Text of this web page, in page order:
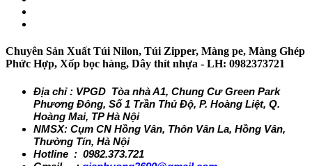
Chuyên Sản Xuất Túi Nilon, Túi Zipper, Màng pe, Màng Ghép
Phức Hợp, Xốp bọc hàng, Dây thít nhựa - LH: 0982373721
Địa chỉ : VPGD Tòa nhà A1, Chung Cư Green Park
Phương Đông, Số 1 Trần Thủ Độ, P. Hoàng Liệt, Q.
Hoàng Mai, TP Hà Nội
NMSX: Cụm CN Hồng Vân, Thôn Vân La, Hồng Vân,
Thường Tín, Hà Nội
Hotline : 0982.373.721